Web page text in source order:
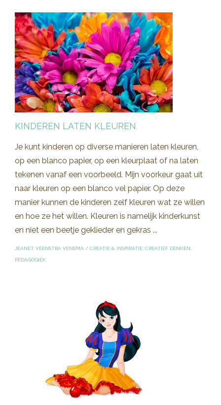
KINDEREN LATEN KLEUREN
Je kunt kinderen op diverse manieren laten kleuren,
op een blanco papier, op een kleurplaat of na laten
tekenen vanaf een voorbeeld. Mijn voorkeur gaat uit
naar kleuren op een blanco vel papier. Op deze
manier kunnen de kinderen zelf kleuren wat ze willen
en hoe ze het willen. Kleuren is namelijk kinderkunst
en niet een beetje geklieder en gekras ...
JEANET VEENSTRA VENEMA / CREATIE & INSPIRATIE CREATIEF DENKEN
PEDAGOGIEK